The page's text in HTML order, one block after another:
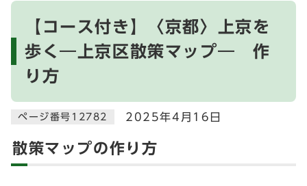
【コース付き】〈京都〉上京を
歩く―上京区散策マップ― 作
り方
ページ番号12782 2025年4月16日
散策マップの作り方